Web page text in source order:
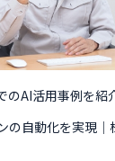
AI活用事例を紹
の自動化を実現｜